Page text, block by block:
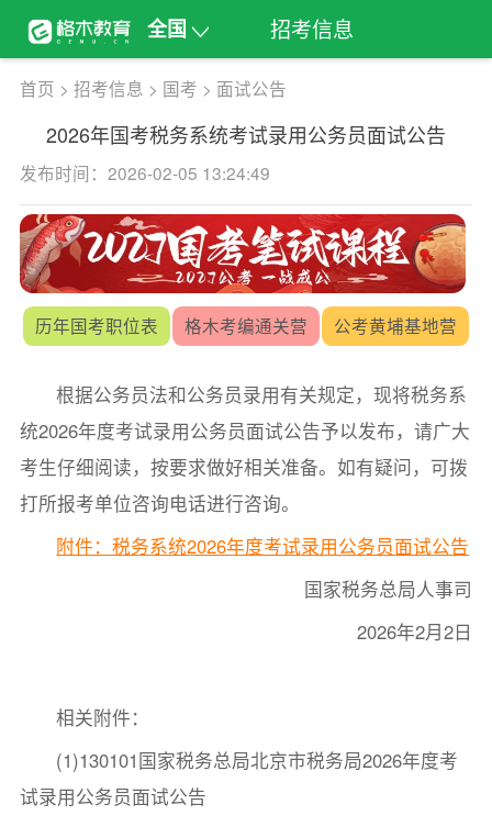
全国 招考信息
首页 > 招考信息 > 国考 > 面试公告
2026年国考税务系统考试录用公务员面试公告
发布时间：2026-02-05 13:24:49
历年国考职位表 格木考编通关营 公考黄埔基地营
根据公务员法和公务员录用有关规定，现将税务系
统2026年度考试录用公务员面试公告予以发布，请广大
考生仔细阅读，按要求做好相关准备。如有疑问，可拨
打所报考单位咨询电话进行咨询。
附件：税务系统2026年度考试录用公务员面试公告
国家税务总局人事司
2026年2月2日
相关附件：
(1)130101国家税务总局北京市税务局2026年度考
试录用公务员面试公告